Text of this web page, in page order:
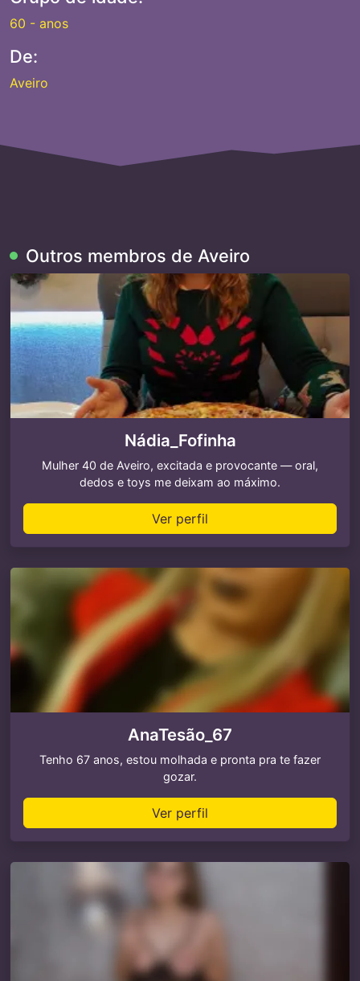
60 - anos
De:
Aveiro
Outros membros de Aveiro
Nádia_Fofinha
Mulher 40 de Aveiro, excitada e provocante — oral,
dedos e toys me deixam ao máximo.
Ver perfil
AnaTesão_67
Tenho 67 anos, estou molhada e pronta pra te fazer
gozar.
Ver perfil